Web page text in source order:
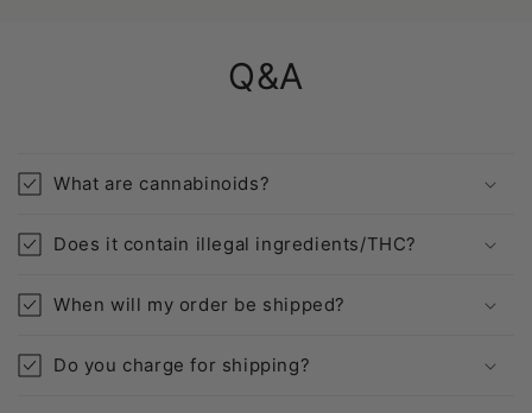
Q&A
What are cannabinoids?
Does it contain illegal ingredients/THC?
When will my order be shipped?
Do you charge for shipping?